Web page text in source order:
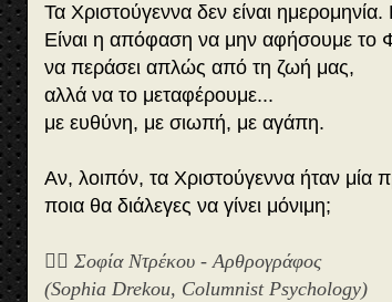
Τα Χριστούγεννα δεν είναι ημερομηνία.
Είναι η απόφαση να μην αφήσουμε το
να περάσει απλώς από τη ζωή μας,
αλλά να το μεταφέρουμε...
με ευθύνη, με σιωπή, με αγάπη.
Αν, λοιπόν, τα Χριστούγεννα ήταν μία
ποια θα διάλεγες να γίνει μόνιμη;
✍🏻 Σοφία Ντρέκου - Αρθρογράφος
(Sophia Drekou, Columnist Psychology)